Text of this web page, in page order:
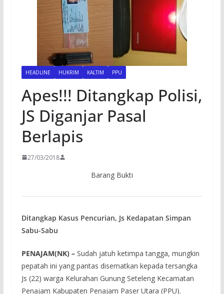
HEADLINE HUKRIM KALTIM PPU
Apes!!! Ditangkap Polisi,
JS Diganjar Pasal
Berlapis
27/03/2018
Barang Bukti
Ditangkap Kasus Pencurian, Js Kedapatan Simpan
Sabu-Sabu
PENAJAM(NK) – Sudah jatuh ketimpa tangga, mungkin
pepatah ini yang pantas disematkan kepada tersangka
Js (22) warga Kelurahan Gunung Seteleng Kecamatan
Penajam Kabupaten Penajam Paser Utara (PPU).